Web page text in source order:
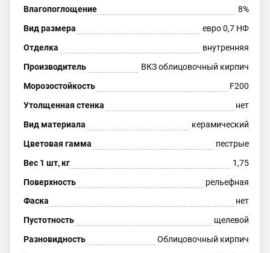
Влагопоглощение
8%
Вид размера
евро 0,7 НФ
Отделка
внутренняя
Производитель
ВКЗ облицовочный кирпич
Морозостойкость
F200
Утолщенная стенка
нет
Вид материала
керамический
Цветовая гамма
пестрые
Вес 1 шт, кг
1,75
Поверхность
рельефная
Фаска
нет
Пустотность
щелевой
Разновидность
Облицовочный кирпич